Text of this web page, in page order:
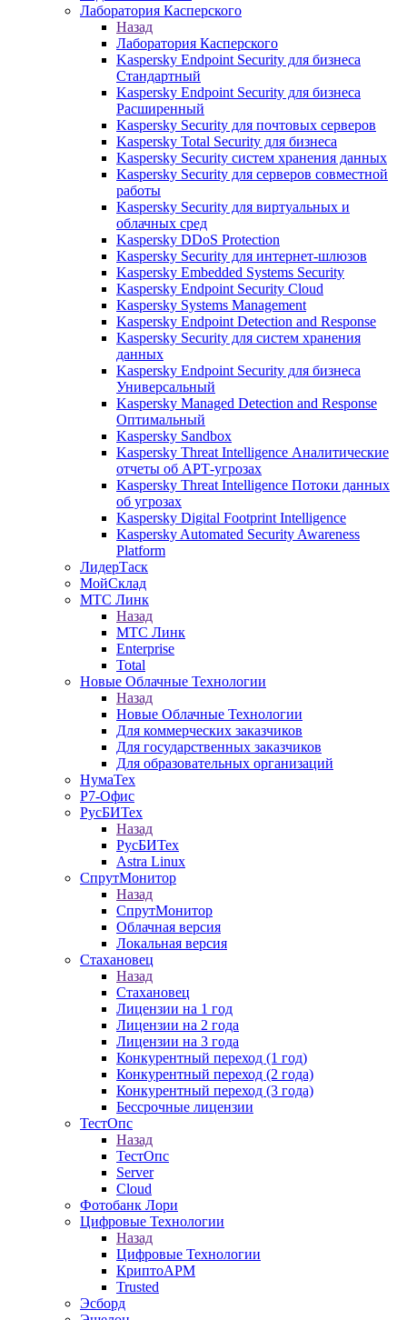
Лаборатория Касперского
Назад
Лаборатория Касперского
Kaspersky Endpoint Security для бизнеса
Стандартный
Kaspersky Endpoint Security для бизнеса
Расширенный
Kaspersky Security для почтовых серверов
Kaspersky Total Security для бизнеса
Kaspersky Security систем хранения данных
Kaspersky Security для серверов совместной
работы
Kaspersky Security для виртуальных и
облачных сред
Kaspersky DDoS Protection
Kaspersky Security для интернет-шлюзов
Kaspersky Embedded Systems Security
Kaspersky Endpoint Security Cloud
Kaspersky Systems Management
Kaspersky Endpoint Detection and Response
Kaspersky Security для систем хранения
данных
Kaspersky Endpoint Security для бизнеса
Универсальный
Kaspersky Managed Detection and Response
Оптимальный
Kaspersky Sandbox
Kaspersky Threat Intelligence Аналитические
отчеты об АРТ-угрозах
Kaspersky Threat Intelligence Потоки данных
об угрозах
Kaspersky Digital Footprint Intelligence
Kaspersky Automated Security Awareness
Platform
ЛидерТаск
МойСклад
МТС Линк
Назад
МТС Линк
Enterprise
Total
Новые Облачные Технологии
Назад
Новые Облачные Технологии
Для коммерческих заказчиков
Для государственных заказчиков
Для образовательных организаций
НумаТех
Р7-Офис
РусБИТех
Назад
РусБИТех
Astra Linux
СпрутМонитор
Назад
СпрутМонитор
Облачная версия
Локальная версия
Стахановец
Назад
Стахановец
Лицензии на 1 год
Лицензии на 2 года
Лицензии на 3 года
Конкурентный переход (1 год)
Конкурентный переход (2 года)
Конкурентный переход (3 года)
Бессрочные лицензии
ТестОпс
Назад
ТестОпс
Server
Cloud
Фотобанк Лори
Цифровые Технологии
Назад
Цифровые Технологии
КриптоАРМ
Trusted
Эсборд